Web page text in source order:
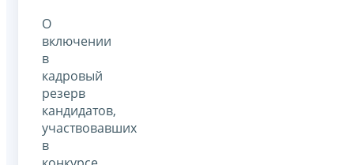
О
включении
в
кадровый
резерв
кандидатов,
участвовавших
в